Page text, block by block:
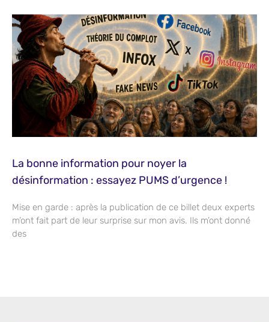
La bonne information pour noyer la
désinformation : essayez PUMS d’urgence !
Mise en garde : après la publication de ce billet deux experts
m’ont fait part de leur surprise sur mon avis. Ils m’ont donné
des